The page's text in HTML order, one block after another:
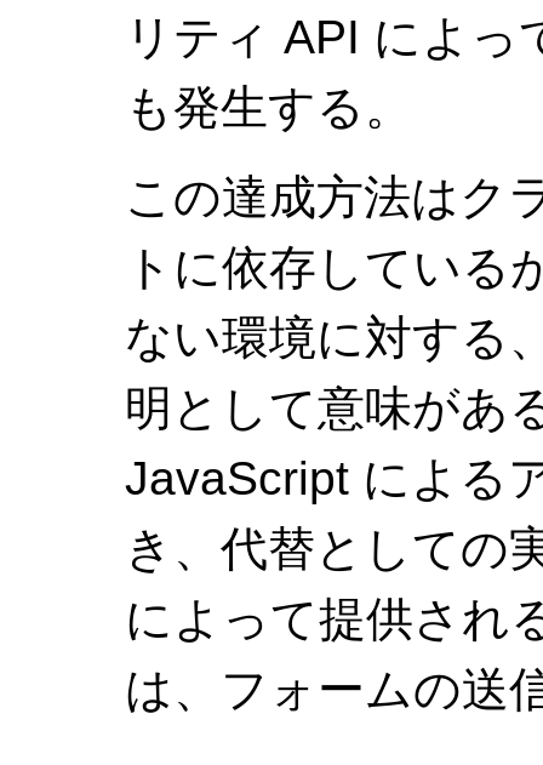
リティ API によ
も発生する。
この達成方法はク
トに依存している
ない環境に対する
明として意味があ
JavaScript による
き、代替としての
によって提供され
は、フォームの送